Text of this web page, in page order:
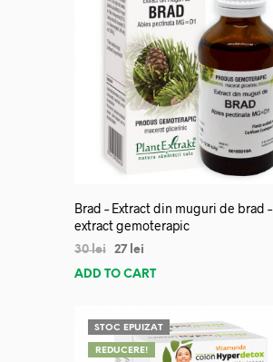
Brad – Extract din muguri de brad –
extract gemoterapic
30lei 27 lei
ADD TO CART
STOC EPUIZAT
REDUCERE!